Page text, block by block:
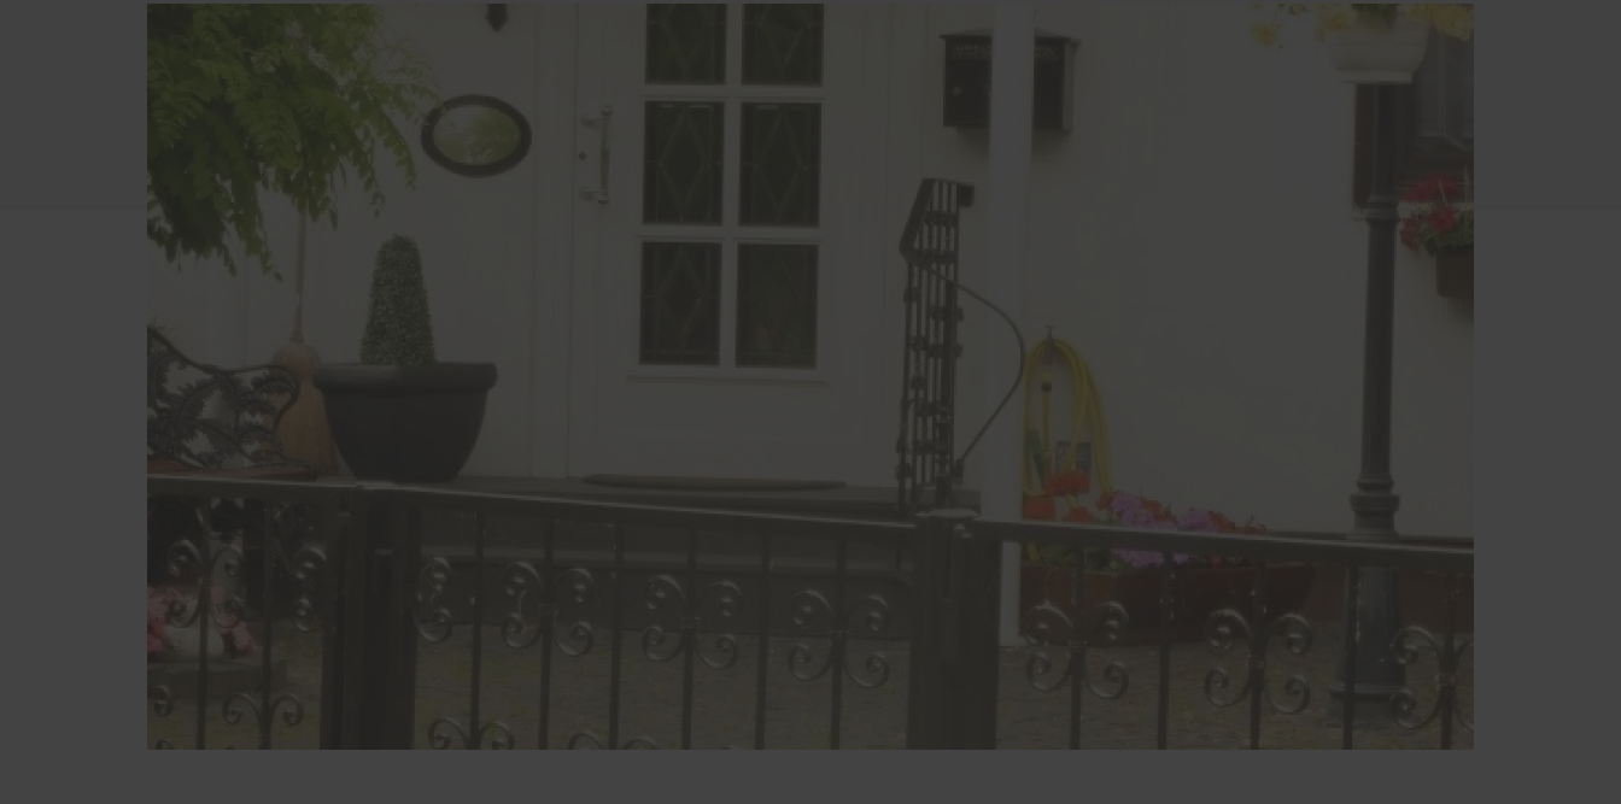
Kunststoff
Sonnen- und Insektenschutz
Raffstoren von ROMA
Rollladen von ROMA
Textilscreens von ROMA
Schallschutz-Simulator